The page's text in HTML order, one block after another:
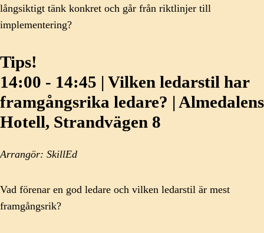
långsiktigt tänk konkret och går från riktlinjer till
implementering?
Tips!
14:00 - 14:45 | Vilken ledarstil har
framgångsrika ledare? | Almedalens
Hotell, Strandvägen 8
Arrangör: SkillEd
Vad förenar en god ledare och vilken ledarstil är mest
framgångsrik?